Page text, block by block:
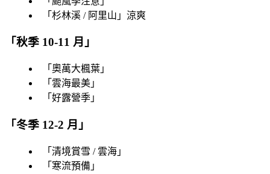
「 杉林溪 / 阿里山 」涼爽
「秋季 10-11 月 」
「 奧萬大楓葉 」
「 雲海最美 」
「 好露營季 」
「冬季 12-2 月 」
「 清境賞雪 / 雲海 」
「 寒流預備 」